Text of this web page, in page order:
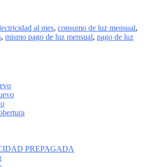
al mes, consumo de luz mensual,
, mismo pago de luz mensual, pago de luz
PREPAGADA